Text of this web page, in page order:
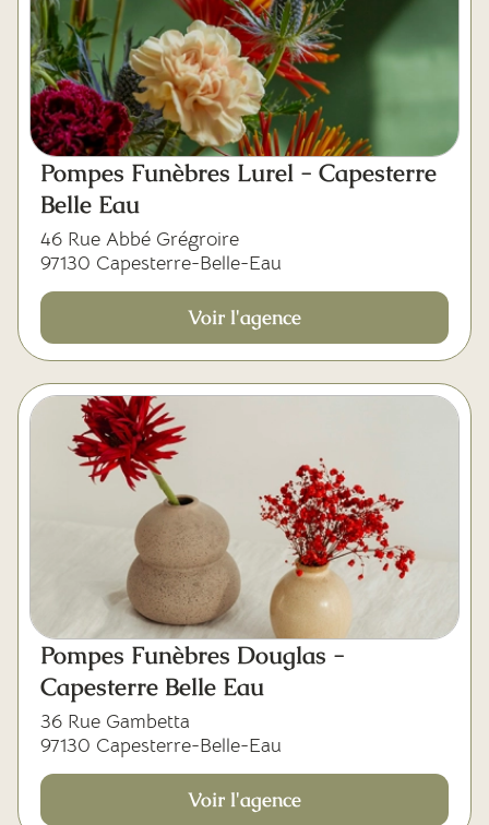
Pompes Funèbres Lurel - Capesterre
Belle Eau
46 Rue Abbé Grégroire
97130 Capesterre-Belle-Eau
Voir l'agence
Pompes Funèbres Douglas -
Capesterre Belle Eau
36 Rue Gambetta
97130 Capesterre-Belle-Eau
Voir l'agence